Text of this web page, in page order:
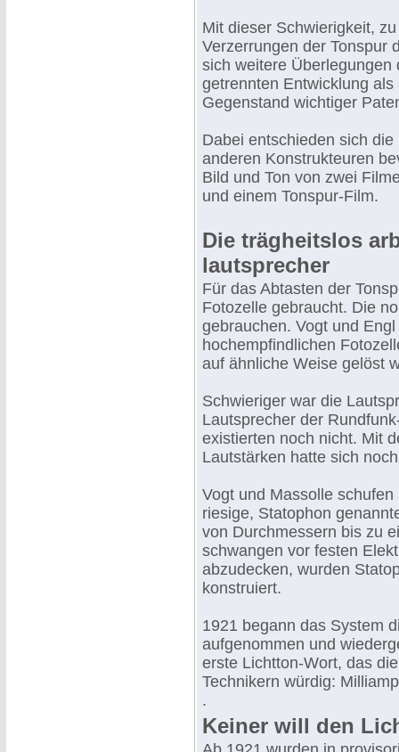
Mit dieser Schwierigkeit,
Verzerrungen der Tonspur
sich weitere Überlegungen
getrennten Entwicklung
Gegenstand wichtiger
Dabei entschieden sich
anderen Konstrukteuren
Bild und Ton von zwei
und einem Tonspur-Film.
Die trägheitslos
lautsprecher
Für das Abtasten der
Fotozelle gebraucht. Die
gebrauchen. Vogt und
hochempfindlichen
auf ähnliche Weise gelöst
Schwieriger war die
Lautsprecher der
existierten noch nicht. Mit
Lautstärken hatte sich
Vogt und Massolle
riesige, Statophon
von Durchmessern bis zu
schwangen vor festen
abzudecken, wurden
konstruiert.
1921 begann das System
aufgenommen und
erste Lichtton-Wort, das
Technikern würdig:
.
Keiner will den